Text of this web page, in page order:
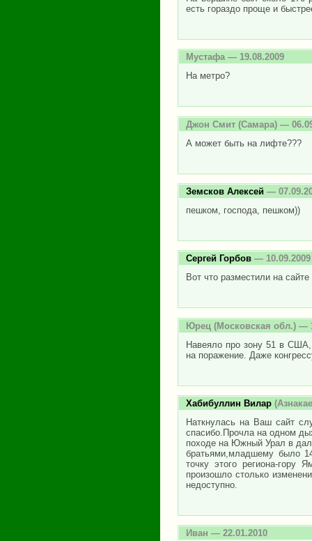
есть гораздо проще и
Мустафа— 19.08.2009
На метро?
Джон Смит (Самара) —
А может быть на лифте???
Земсков Алексей —
пешком, господа, пешком))
Cергей Горбов — 10.09.2009
Вот что разместили на
Юрец (Московская обл.) —
Навеяло про зону 51 в США,
на поражение. Даже
Хабибуллин Вилар
Наткнулась на Ваш сайт
спасибо.Прочла на одном
походе на Южный Урал в
братьями,младшему было
точку этого региона-гору
произошло столько
недоступно.
Иван — 22.01.2010